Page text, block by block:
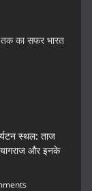
तक का सफर भारत
स्थल: ताज
और इनके